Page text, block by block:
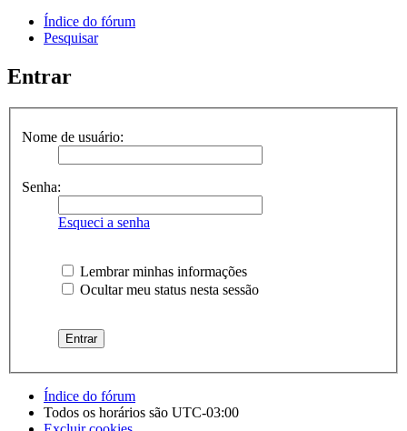
Índice do fórum
Pesquisar
Entrar
Nome de usuário:
Senha:
Esqueci a senha
Lembrar minhas informações
Ocultar meu status nesta sessão
Índice do fórum
Todos os horários são UTC-03:00